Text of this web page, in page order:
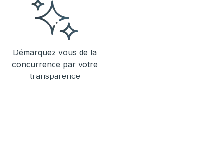
Démarquez vous de la
concurrence par votre
transparence